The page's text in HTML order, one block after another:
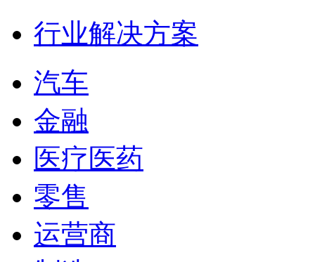
行业解决方案
汽车
金融
医疗医药
零售
运营商